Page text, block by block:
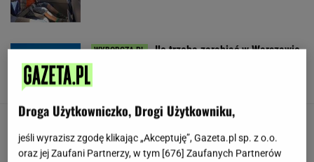
Ile trzeba zarabiać w Warszawie
na godne życie? Czytelnicy podają kwoty
Będzie wielki hit z udziałem Osaki w Toronto!
Oto ostatnie ćwierćfinalistki
Droga Użytkowniczko, Drogi Użytkowniku,
jeśli wyrazisz zgodę klikając „Akceptuję”, Gazeta.pl sp. z o.o.
oraz jej Zaufani Partnerzy, w tym [676] Zaufanych Partnerów